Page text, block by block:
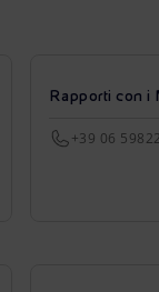
Rapporti con i
+39 06